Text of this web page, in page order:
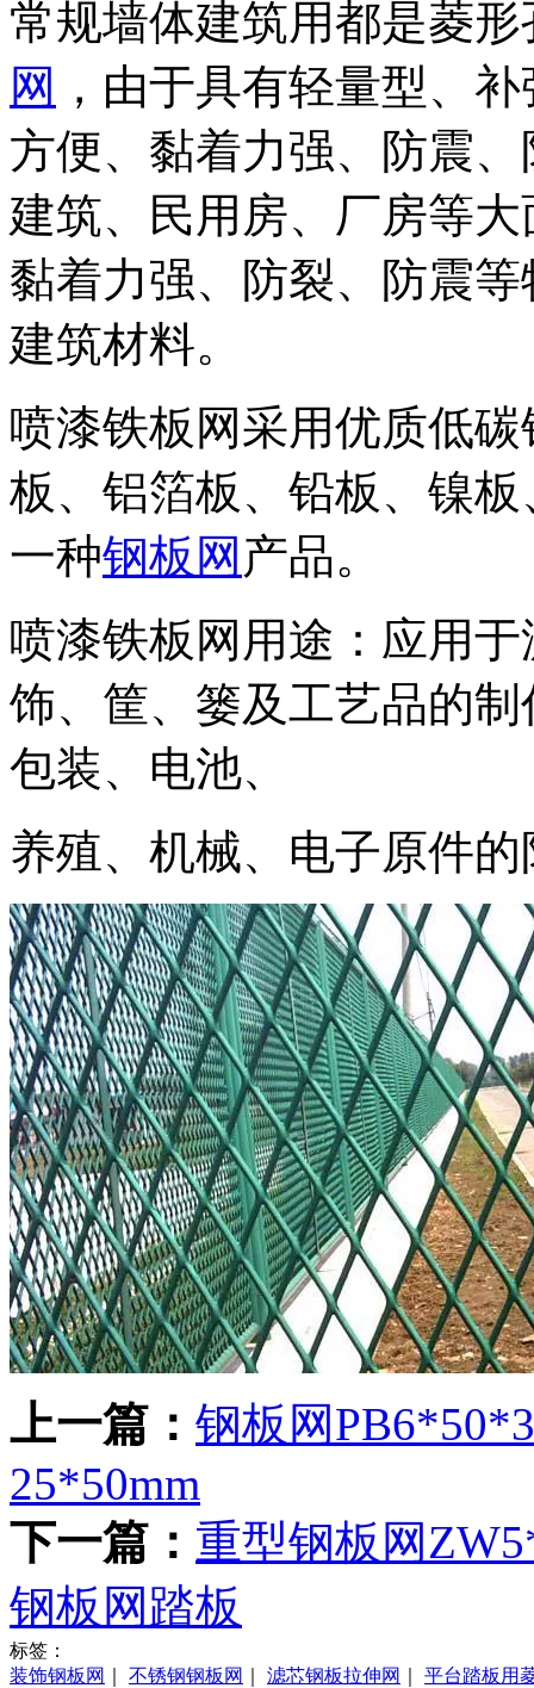
常规墙体建筑用都是菱
网 ，由于具有轻量型、
方便、黏着力强、防震
建筑、民用房、厂房等
黏着力强、防裂、防震
建筑材料。
喷漆铁板网采用优质低
板、铝箔板、铅板、镍
一种钢板网 产品。
喷漆铁板网 用途：应用
饰、筐、篓及工艺品的
包装、电池、
养殖、机械、电子原件的
上一篇： 钢板网
25*50mm
下一篇： 重型钢板网
钢板网踏板
标签：
装饰钢板网
不锈钢钢板网 滤芯钢板拉伸网
平台踏板用